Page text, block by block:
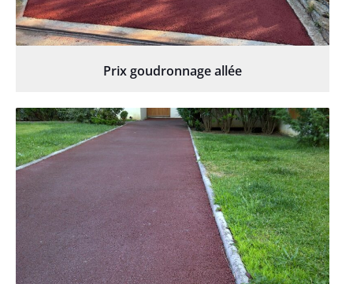
Prix goudronnage allée